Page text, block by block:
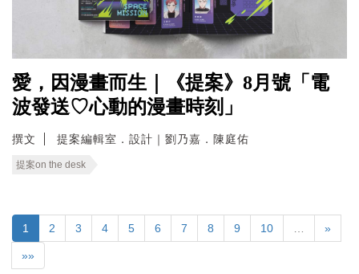
愛，因漫畫而生｜《提案》8月號「電
波發送♡心動的漫畫時刻」
撰文 提案編輯室．設計｜劉乃嘉．陳庭佑
提案on the desk
1 2 3 4 5 6 7 8 9 10 »
»»